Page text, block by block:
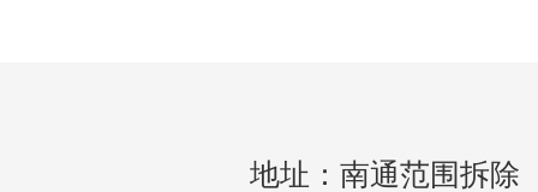
地址：南通范围拆除